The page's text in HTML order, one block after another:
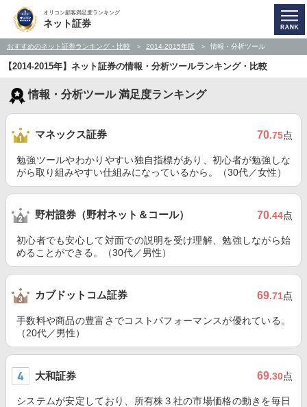
オリコン顧客満足度ランキング
ネット証券
おすすめのネット証券ランキング・比較 2014-2015年版 情報・分析ツール
【2014-2015年】ネット証券の情報・分析ツールランキング・比較
情報・分析ツール 満足度ランキング
マネックス証券 70.75点
勉強ツールやわかりやすい独自指標があり、初心者が勉強しな
がら取り組みやすい仕組みになっているから。（30代／女性）
野村證券（野村ネット＆コール） 70.44点
初心者でも安心して対面での説明を受け理解、勉強しながら始
めることができる。（30代／男性）
カブドットコム証券 69.71点
手数料や商品の豊富さでコストパフォーマンスが優れている。
（20代／男性）
大和証券 69.30点
システムが安定しており、所有株３社の市場価格の動きを毎日